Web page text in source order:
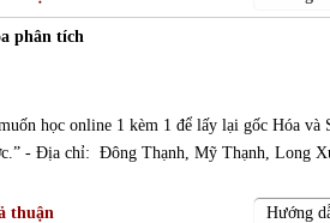
phân tích
học online 1 kèm 1 để lấy lại gốc Hóa và
- Địa chỉ: Đông Thạnh, Mỹ Thạnh, Long
thuận Hướng